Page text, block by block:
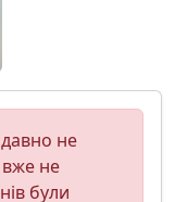
не
не
були